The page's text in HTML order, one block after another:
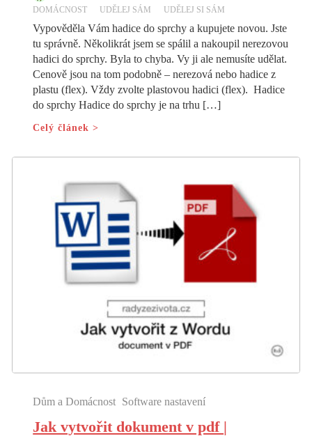
DOMÁCNOST
UDĚLEJ SÁM UDĚLEJ SI SÁM
Vypověděla Vám hadice do sprchy a kupujete novou. Jste
tu správně. Několikrát jsem se spálil a nakoupil nerezovou
hadici do sprchy. Byla to chyba. Vy ji ale nemusíte udělat.
Cenově jsou na tom podobně – nerezová nebo hadice z
plastu (flex). Vždy zvolte plastovou hadici (flex). Hadice
do sprchy Hadice do sprchy je na trhu […]
Celý článek >
Dům a Domácnost Software nastavení
Jak vytvořit dokument v pdf |